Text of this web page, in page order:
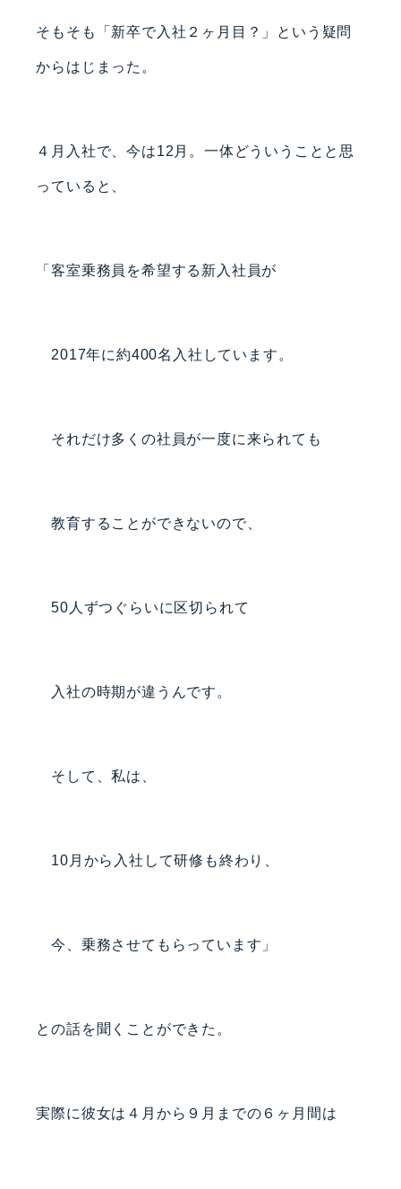
そもそも「新卒で入社２ヶ月目？」という疑問
からはじまった。
４月入社で、今は12月。一体どういうことと思
っていると、
「客室乗務員を希望する新入社員が
2017年に約400名入社しています。
それだけ多くの社員が一度に来られても
教育することができないので、
50人ずつぐらいに区切られて
入社の時期が違うんです。
そして、私は、
10月から入社して研修も終わり、
今、乗務させてもらっています」
との話を聞くことができた。
実際に彼女は４月から９月までの６ヶ月間は